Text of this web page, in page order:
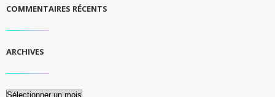
COMMENTAIRES RÉCENTS
ARCHIVES
Archives